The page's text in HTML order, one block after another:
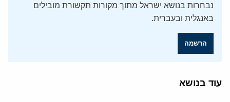
נבחרות בנושא ישראל מתוך מקורות תקשורת מובילים
באנגלית ובעברית.
הרשמה
עוד בנושא